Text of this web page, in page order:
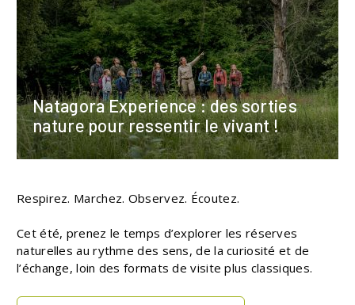
Natagora Experience : des sorties
nature pour ressentir le vivant !
Respirez. Marchez. Observez. Écoutez.
Cet été, prenez le temps d’explorer les réserves
naturelles au rythme des sens, de la curiosité et de
l’échange, loin des formats de visite plus classiques.